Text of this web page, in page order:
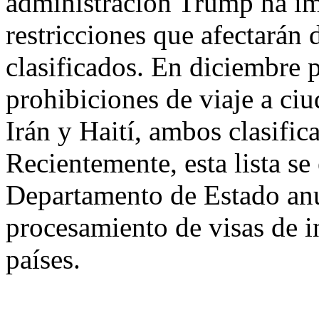
restricciones que afectarán
clasificados. En diciembre
prohibiciones de viaje a
Irán y Haití, ambos
Recientemente, esta lista
Departamento de Estado
procesamiento de visas de
países.